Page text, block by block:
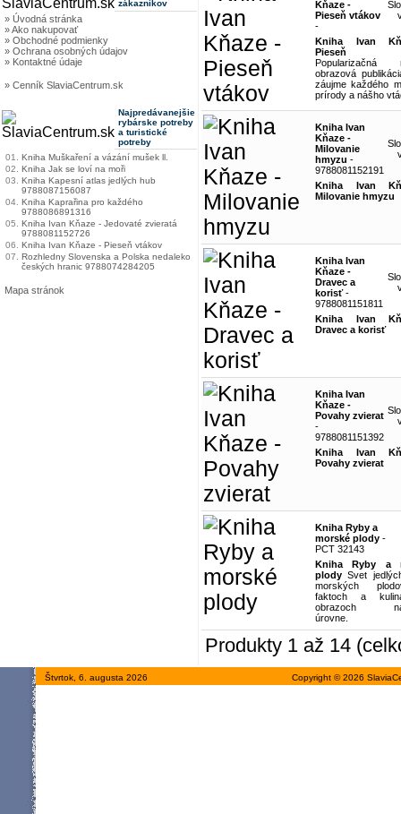
zákazníkov
» Úvodná stránka
» Ako nakupovať
» Obchodné podmienky
» Ochrana osobných údajov
» Kontaktné údaje
» Cenník SlaviaCentrum.sk
Najpredávanejšie
rybárske potreby
a turistické
potreby
01.
Kniha Muškaření a vázání mušek ll.
02.
Kniha Jak se loví na moři
03.
Kniha Kapesní atlas jedlých hub
9788087156087
04. Kniha Kaprařina pro každého
9788086891316
05.
Kniha Ivan Kňaze - Jedovaté zvieratá
9788081152726
06.
Kniha Ivan Kňaze - Pieseň vtákov
07.
Rozhledny Slovenska a Polska nedaleko
českých hranic 9788074284205
Mapa stránok
Kňaze -
Pieseň vtákov
-
Kniha Ivan
Pieseň
Popularizačná
obrazová
záujme každého
prírody a nášho
Kniha Ivan
Kňaze -
Milovanie
hmyzu -
9788081152191
Kniha Ivan
Milovanie hmyzu
Kniha Ivan
Kňaze -
Dravec a
korisť-
9788081151811
Kniha Ivan
Dravec a korisť
Kniha Ivan
Kňaze -
Povahy zvierat
-
9788081151392
Kniha Ivan
Povahy zvierat
Kniha Ryby a
morské plody -
PCT 32143
Kniha Ryby a
plody Svet
morských
faktoch a
obrazoch
úrovne.
Produkty 1 až 14
Štvrtok, 6. augusta 2026 Copyright © 2026